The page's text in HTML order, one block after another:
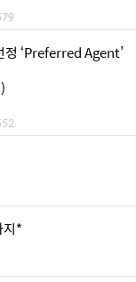
‘Preferred Agent’
*